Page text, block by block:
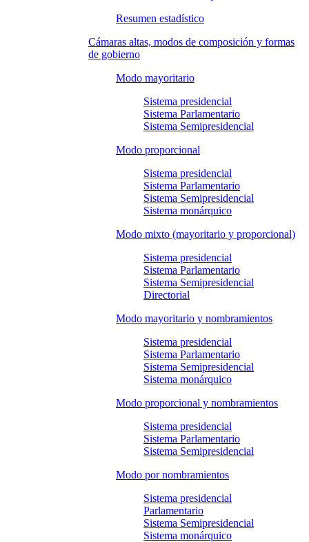
Resumen estadístico
Cámaras altas, modos de composición y formas
de gobierno
Modo mayoritario
Sistema presidencial
Sistema Parlamentario
Sistema Semipresidencial
Modo proporcional
Sistema presidencial
Sistema Parlamentario
Sistema Semipresidencial
Sistema monárquico
Modo mixto (mayoritario y proporcional)
Sistema presidencial
Sistema Parlamentario
Sistema Semipresidencial
Directorial
Modo mayoritario y nombramientos
Sistema presidencial
Sistema Parlamentario
Sistema Semipresidencial
Sistema monárquico
Modo proporcional y nombramientos
Sistema presidencial
Sistema Parlamentario
Sistema Semipresidencial
Modo por nombramientos
Sistema presidencial
Parlamentario
Sistema Semipresidencial
Sistema monárquico